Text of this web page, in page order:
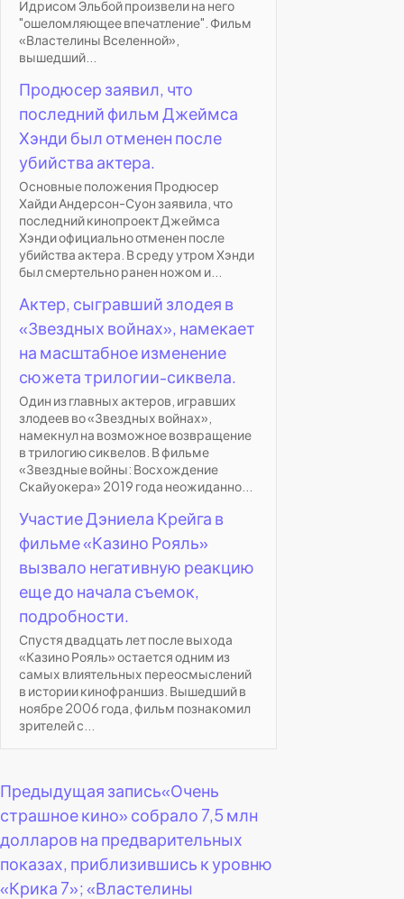
Идрисом Эльбой произвели на него
"ошеломляющее впечатление". Фильм
«Властелины Вселенной»,
вышедший...
Продюсер заявил, что
последний фильм Джеймса
Хэнди был отменен после
убийства актера.
Основные положения Продюсер
Хайди Андерсон-Суон заявила, что
последний кинопроект Джеймса
Хэнди официально отменен после
убийства актера. В среду утром Хэнди
был смертельно ранен ножом и...
Актер, сыгравший злодея в
«Звездных войнах», намекает
на масштабное изменение
сюжета трилогии-сиквела.
Один из главных актеров, игравших
злодеев во «Звездных войнах»,
намекнул на возможное возвращение
в трилогию сиквелов. В фильме
«Звездные войны: Восхождение
Скайуокера» 2019 года неожиданно...
Участие Дэниела Крейга в
фильме «Казино Рояль»
вызвало негативную реакцию
еще до начала съемок,
подробности.
Спустя двадцать лет после выхода
«Казино Рояль» остается одним из
самых влиятельных переосмыслений
в истории кинофраншиз. Вышедший в
ноябре 2006 года, фильм познакомил
зрителей с...
Навигация
по
записям
Предыдущая запись«Очень
страшное кино» собрало 7,5 млн
долларов на предварительных
показах, приблизившись к уровню
«Крика 7»; «Властелины